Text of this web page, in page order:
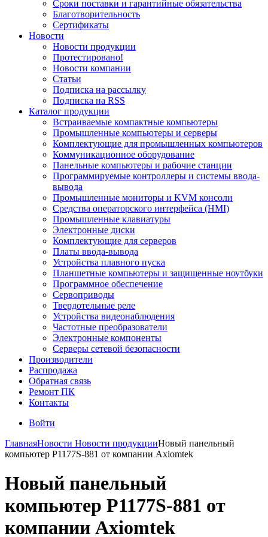
Сроки поставки и гарантийные обязательства
Благотворительность
Сертификаты
Новости
Новости продукции
Протестировано!
Новости компании
Статьи
Подписка на рассылку
Подписка на RSS
Каталог продукции
Встраиваемые компактные компьютеры
Промышленные компьютеры и серверы
Комплектующие для промышленных компьютеров
Коммуникационное оборудование
Панельные компьютеры и рабочие станции
Программируемые контроллеры и системы ввода-
вывода
Промышленные мониторы и KVM консоли
Средства операторского интерфейса (HMI)
Промышленные клавиатуры
Электронные диски
Комплектующие для серверов
Платы ввода-вывода
Устройства плавного пуска
Планшетные компьютеры и защищенные ноутбуки
Программное обеспечение
Сервоприводы
Твердотельные реле
Устройства видеонаблюдения
Частотные преобразователи
Электронные компоненты
Серверы сетевой безопасности
Производители
Распродажа
Обратная связь
Ремонт ПК
Контакты
Войти
ГлавнаяНовости Новости продукцииНовый панельный
компьютер P1177S-881 от компании Axiomtek
Новый панельный
компьютер P1177S-881 от
компании Axiomtek